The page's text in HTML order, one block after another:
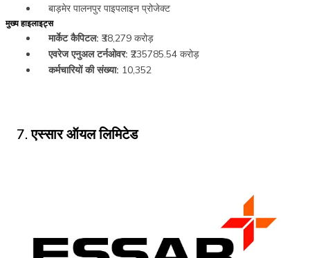
बाड़मेर पालनपुर पाइपलाइन प्रोजेक्ट
मुख्य हाइलाइट्स
मार्केट कैपिटल: ₹38,279 करोड़
एवरेज एनुअल टर्नओवर: ₹235785.54 करोड़
कर्मचारियों की संख्या: 10,352
7. एस्सार ऑयल लिमिटेड